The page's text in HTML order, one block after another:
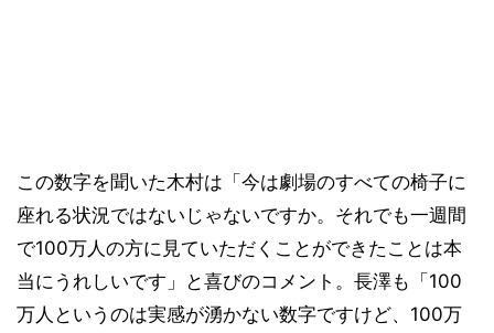
この数字を聞いた木村は「今は劇場のすべての椅子に
座れる状況ではないじゃないですか。それでも一週間
で100万人の方に見ていただくことができたことは本
当にうれしいです」と喜びのコメント。長澤も「100
万人というのは実感が湧かない数字ですけど、100万